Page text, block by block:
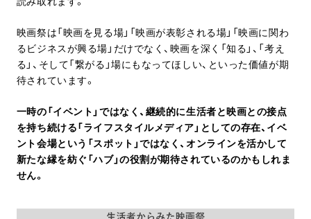
映画祭は「映画を見る場」「映画が表彰される場」「映画に関わ
るビジネスが興る場」だけでなく、映画を深く「知る」、「考え
る」、そして「繋がる」場にもなってほしい、といった価値が期
待されています。
一時の「イベント」ではなく、継続的に生活者と映画との接点
を持ち続ける「ライフスタイルメディア」としての存在、イベ
ント会場という「スポット」ではなく、オンラインを活かして
新たな縁を紡ぐ「ハブ」の役割が期待されているのかもしれま
せん。